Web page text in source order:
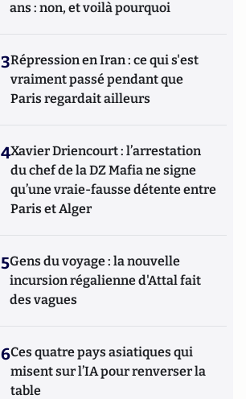
ans : non, et voilà pourquoi
3Répression en Iran : ce qui s'est
vraiment passé pendant que
Paris regardait ailleurs
4Xavier Driencourt : l’arrestation
du chef de la DZ Mafia ne signe
qu’une vraie-fausse détente entre
Paris et Alger
5Gens du voyage : la nouvelle
incursion régalienne d'Attal fait
des vagues
6Ces quatre pays asiatiques qui
misent sur l’IA pour renverser la
table